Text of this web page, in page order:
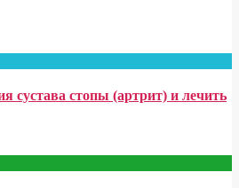
сустава стопы (артрит) и лечить